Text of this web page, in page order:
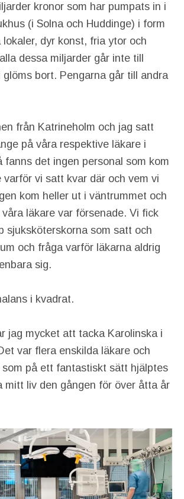
kronor som har pumpats in i
(i Solna och Huddinge) i form
lokaler, dyr konst, fria ytor och
dessa miljarder går inte till
bort. Pengarna går till andra
från Katrineholm och jag satt
på våra respektive läkare i
fanns det ingen personal som kom
varför vi satt kvar där och vem vi
kom heller ut i väntrummet och
läkare var försenade. Vi fick
sjuksköterskorna som satt och
och fråga varför läkarna aldrig
sig.
i kvadrat.
jag mycket att tacka Karolinska i
var flera enskilda läkare och
på ett fantastiskt sätt hjälptes
mitt liv den gången för över åtta år